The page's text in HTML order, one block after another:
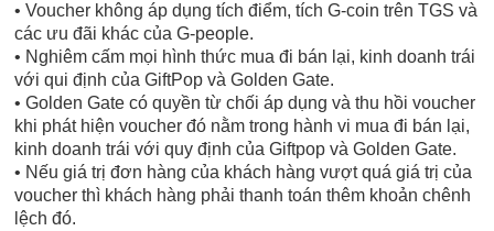
• Voucher không áp dụng tích điểm, tích G-coin trên TGS và
các ưu đãi khác của G-people.
• Nghiêm cấm mọi hình thức mua đi bán lại, kinh doanh trái
với qui định của GiftPop và Golden Gate.
• Golden Gate có quyền từ chối áp dụng và thu hồi voucher
khi phát hiện voucher đó nằm trong hành vi mua đi bán lại,
kinh doanh trái với quy định của Giftpop và Golden Gate.
• Nếu giá trị đơn hàng của khách hàng vượt quá giá trị của
voucher thì khách hàng phải thanh toán thêm khoản chênh
lệch đó.